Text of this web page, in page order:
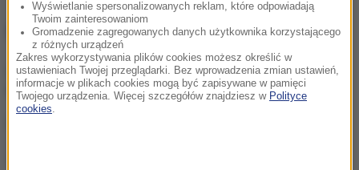
NAJWAŻNIEJSZE FAKTY
Hubert Hurkacz gra dalej!
Potrzebny był tie-break
Wyświetlanie spersonalizowanych reklam, które odpowiadają
Twoim zainteresowaniom
Gromadzenie zagregowanych danych użytkownika korzystającego
z różnych urządzeń
Zakres wykorzystywania plików cookies możesz określić w
ustawieniach Twojej przeglądarki. Bez wprowadzenia zmian ustawień,
informacje w plikach cookies mogą być zapisywane w pamięci
Twojego urządzenia. Więcej szczegółów znajdziesz w Polityce
cookies.